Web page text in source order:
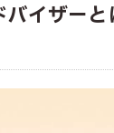
バイザー